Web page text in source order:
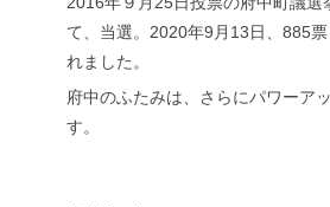
て、当選。2020年9月13日、885
れました。
府中のふたみは、さらにパワーア
す。